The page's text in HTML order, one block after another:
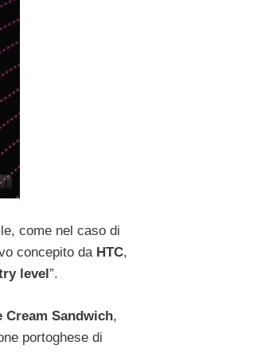
come nel caso di
concepito da HTC,
level ”.
Cream Sandwich,
portoghese di